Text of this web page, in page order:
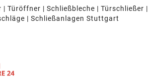
| Türöffner | Schließbleche | Türschließer |
| Schließanlagen Stuttgart